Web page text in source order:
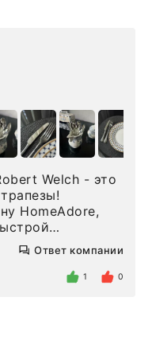
Welch - это
HomeAdore,
Один раз
чайные ложки,
посуды,
приборы -
день к
Ответ компании
1 0